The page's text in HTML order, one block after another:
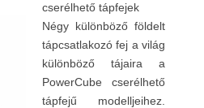
cserélhető tápfejek
Négy különböző földelt
tápcsatlakozó fej a világ
különböző tájaira a
PowerCube cserélhető
tápfejű modelljeihez.